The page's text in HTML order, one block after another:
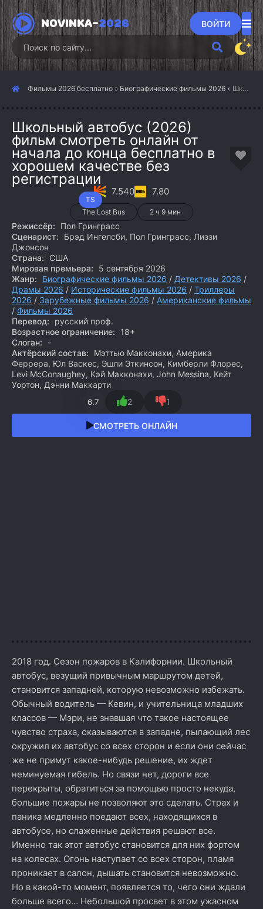
NOVINKA-2026 ВОЙТИ
Фильмы 2026 бесплатно » Биографические фильмы 2026 » Школьный автобус (2026)
Школьный автобус (2026)
фильм смотреть онлайн от
начала до конца бесплатно в
хорошем качестве без
регистрации
TS
7.540 7.80
The Lost Bus 2 ч 9 мин
Режиссёр:
Пол Гринграсс
Сценарист:
Брэд Ингелсби, Пол Гринграсс, Лиззи
Джонсон
Страна:
США
Мировая премьера:
5 сентября 2026
Жанр:
Биографические фильмы 2026 / Детективы 2026 /
Драмы 2026 / Исторические фильмы 2026 / Триллеры
2026 / Зарубежные фильмы 2026 / Американские фильмы
/ Фильмы 2026
Перевод:
русский проф.
Возрастное ограничение:
18+
Слоган:
-
Актёрский состав:
Мэттью Макконахи, Америка
Феррера, Юл Васкес, Эшли Эткинсон, Кимберли Флорес,
Levi McConaughey, Кэй Макконахи, John Messina, Кейт
Уортон, Дэнни Маккарти
6.7 2 1
СМОТРЕТЬ ОНЛАЙН
2018 год. Сезон пожаров в Калифорнии. Школьный
автобус, везущий привычным маршрутом детей,
становится западней, которую невозможно избежать.
Обычный водитель — Кевин, и учительница младших
классов — Мэри, не знавшая что такое настоящее
чувство страха, оказываются в западне, пылающий лес
окружил их автобус со всех сторон и если они сейчас
же не примут какое-нибудь решение, их ждет
неминуемая гибель. Но связи нет, дороги все
перекрыты, обратиться за помощью просто некуда,
большие пожары не позволяют это сделать. Страх и
паника медленно поедают всех, находящихся в
автобусе, но слаженные действия решают все.
Именно так этот автобус становится для них фортом
на колесах. Огонь наступает со всех сторон, пламя
проникает в салон, дышать становится невозможно.
Но в какой-то момент, появляется то, чего они ждали
больше всего… Небольшой просвет в этом ужасном